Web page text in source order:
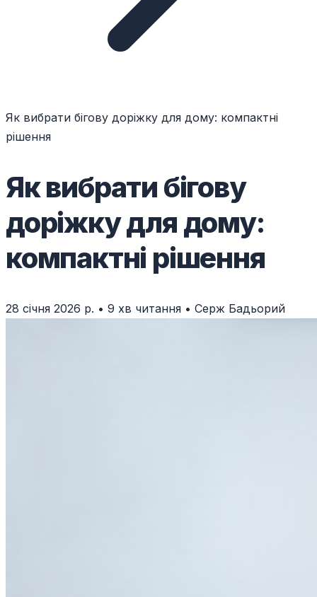
Як вибрати бігову доріжку для дому: компактні
рішення
Як вибрати бігову
доріжку для дому:
компактні рішення
28 січня 2026 р. • 9 хв читання • Серж Бадьорий